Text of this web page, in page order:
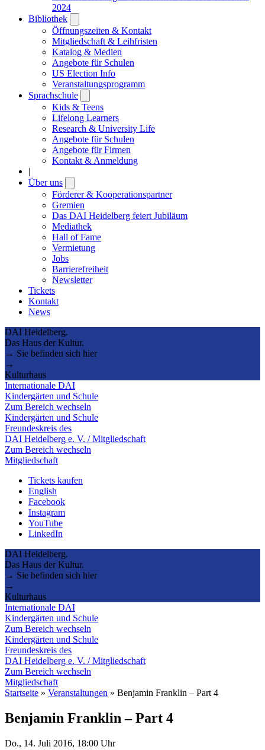
2024
Bibliothek
submenu
Öffnungszeiten & Kontakt
Mitgliedschaft & Leihfristen
Katalog & Medien
Angebote für Schulen
US Election Info
Veranstaltungsprogramm
Sprachschule
submenu
Kids & Teens
Lifelong Learners
Research & University Life
Angebote für Schulen
Angebote für Firmen
Kontakt & Anmeldung
|
Über uns
submenu
Förderer & Kooperationspartner
Gremien
Das DAI Heidelberg feiert Jubiläum
Mediathek
Hall of Fame
Vermietung
Jobs
Barrierefreiheit
Newsletter
Tickets
Kontakt
News
DAI Heidelberg.
Das Haus der Kultur.
→ Sie befinden sich hier
→
Kulturhaus
Internationale DAI
Kindergärten und Schule
Zum Bereich wechseln
Kindergärten und Schule
Freundeskreis des
DAI Heidelberg e. V. / Mitgliedschaft
Zum Bereich wechseln
Mitgliedschaft
Tickets kaufen
English
Facebook
Instagram
YouTube
LinkedIn
DAI Heidelberg.
Das Haus der Kultur.
→ Sie befinden sich hier
→
Kulturhaus
Internationale DAI
Kindergärten und Schule
Zum Bereich wechseln
Kindergärten und Schule
Freundeskreis des
DAI Heidelberg e. V. / Mitgliedschaft
Zum Bereich wechseln
Mitgliedschaft
Startseite » Veranstaltungen » Benjamin Franklin – Part 4
Benjamin Franklin – Part 4
Do., 14. Juli 2016, 18:00 Uhr